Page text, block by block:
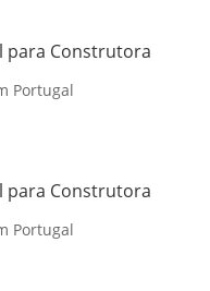
para Construtora
Portugal
para Construtora
Portugal